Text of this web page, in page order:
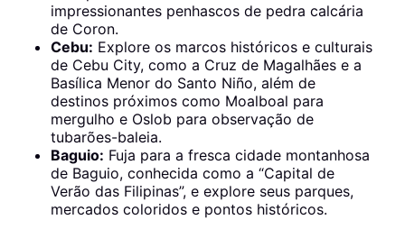
impressionantes penhascos de pedra calcária
de Coron.
Cebu: Explore os marcos históricos e culturais
de Cebu City, como a Cruz de Magalhães e a
Basílica Menor do Santo Niño, além de
destinos próximos como Moalboal para
mergulho e Oslob para observação de
tubarões-baleia.
Baguio: Fuja para a fresca cidade montanhosa
de Baguio, conhecida como a “Capital de
Verão das Filipinas”, e explore seus parques,
mercados coloridos e pontos históricos.